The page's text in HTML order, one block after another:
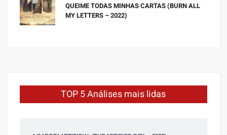
QUEIME TODAS MINHAS CARTAS (BURN ALL
MY LETTERS – 2022)
TOP 5 Análises mais lidas